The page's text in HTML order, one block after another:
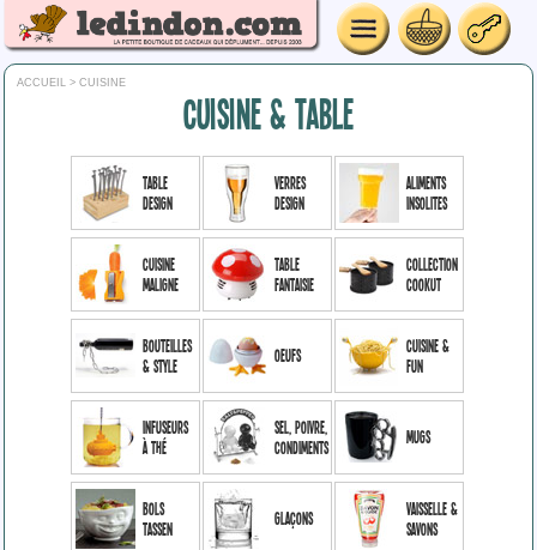
ACCUEIL > CUISINE
CUISINE & TABLE
Table
Design
Verres
design
Aliments
insolites
Cuisine
maligne
Table
Fantaisie
Collection
Cookut
Bouteilles
& style
Oeufs
Cuisine &
Fun
Infuseurs
à thé
Sel, poivre,
condiments
Mugs
Bols
Tassen
Glaçons
Vaisselle &
Savons